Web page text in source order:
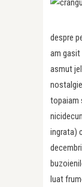
despre
am gasit
asmut
topaiam
ingrata)
luat